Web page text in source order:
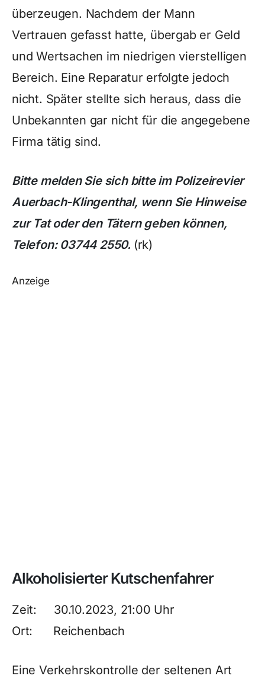
überzeugen. Nachdem der Mann
Vertrauen gefasst hatte, übergab er Geld
und Wertsachen im niedrigen vierstelligen
Bereich. Eine Reparatur erfolgte jedoch
nicht. Später stellte sich heraus, dass die
Unbekannten gar nicht für die angegebene
Firma tätig sind.
Bitte melden Sie sich bitte im Polizeirevier
Auerbach-Klingenthal, wenn Sie Hinweise
zur Tat oder den Tätern geben können,
Telefon: 03744 2550. (rk)
Anzeige
Alkoholisierter Kutschenfahrer
Zeit: 30.10.2023, 21:00 Uhr
Ort: Reichenbach
Eine Verkehrskontrolle der seltenen Art